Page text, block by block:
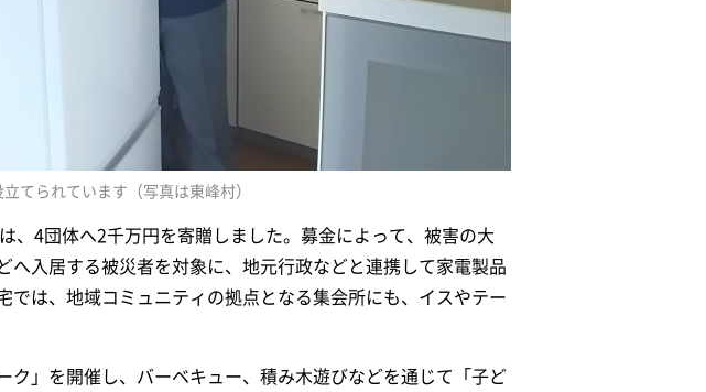
てられています（写真は東峰村）
、4団体へ2千万円を寄贈しました。募金によって、被害の大
へ入居する被災者を対象に、地元行政などと連携して家電製品
では、地域コミュニティの拠点となる集会所にも、イスやテー
ク」を開催し、バーベキュー、積み木遊びなどを通じて「子ど